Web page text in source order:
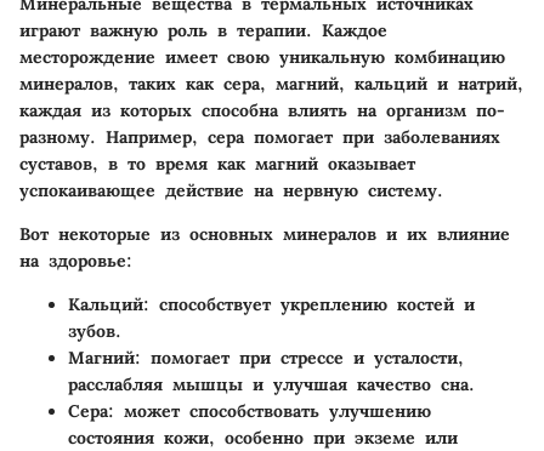
играют важную роль в терапии. Каждое
месторождение имеет свою уникальную комбинацию
минералов, таких как сера, магний, кальций и натрий,
каждая из которых способна влиять на организм по-
разному. Например, сера помогает при заболеваниях
суставов, в то время как магний оказывает
успокаивающее действие на нервную систему.
Вот некоторые из основных минералов и их влияние
на здоровье:
Кальций: способствует укреплению костей и
зубов.
Магний: помогает при стрессе и усталости,
расслабляя мышцы и улучшая качество сна.
Сера: может способствовать улучшению
состояния кожи, особенно при экземе или